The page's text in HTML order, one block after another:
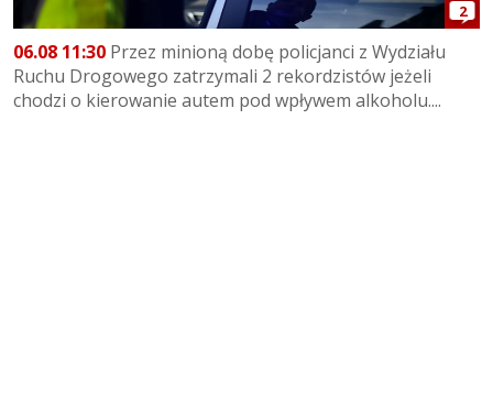
2
06.08 11:30 Przez minioną dobę policjanci z Wydziału
Ruchu Drogowego zatrzymali 2 rekordzistów jeżeli
chodzi o kierowanie autem pod wpływem alkoholu....